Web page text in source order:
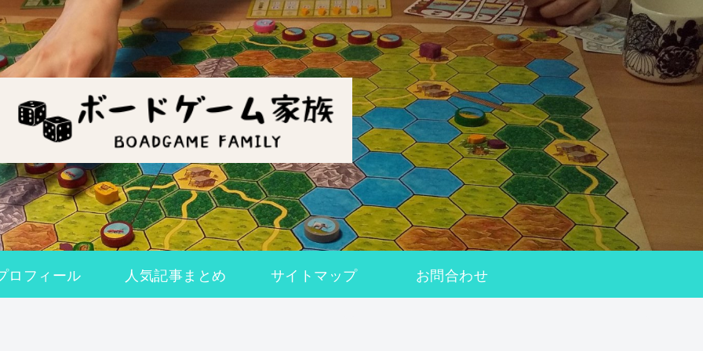
ロフィール 人気記事まとめ サイトマップ お問合わせ